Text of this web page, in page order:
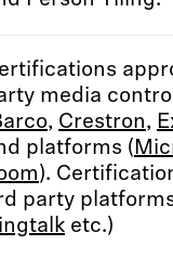
media
, Crestron,
platforms (
).
party
etc.)